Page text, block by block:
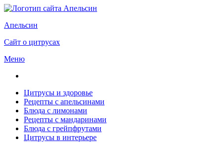
Апельсин
Сайт о цитрусах
Меню
Цитрусы и здоровье
Рецепты с апельсинами
Блюда с лимонами
Рецепты с мандаринами
Блюда с грейпфрутами
Цитрусы в интерьере